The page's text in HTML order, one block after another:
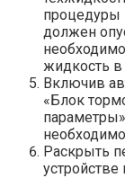
процедуры
должен
жидкость в
Включив
«Блок
Раскрыть